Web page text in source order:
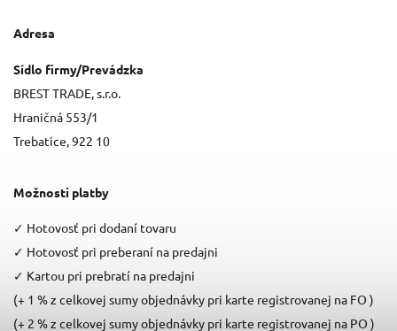
Adresa
Sídlo firmy/Prevádzka
BREST TRADE, s.r.o.
Hraničná 553/1
Trebatice, 922 10
Možnosti platby
✓ Hotovosť pri dodaní tovaru
✓ Hotovosť pri preberaní na predajni
✓ Kartou pri prebratí na predajni
(+ 1 % z celkovej sumy objednávky pri karte registrovanej na FO )
(+ 2 % z celkovej sumy objednávky pri karte registrovanej na PO )